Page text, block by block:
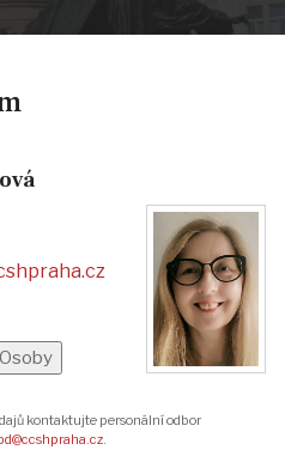
kontaktujte personální odbor
.